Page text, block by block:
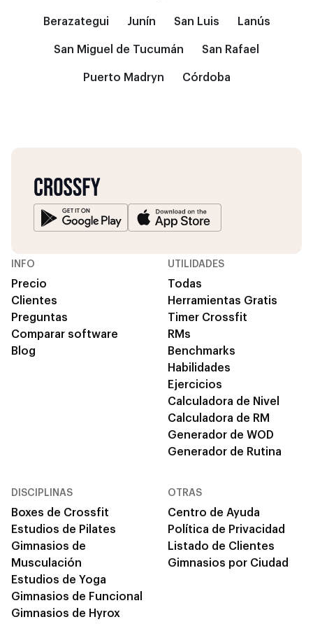
Berazategui Junín San Luis Lanús
San Miguel de Tucumán San Rafael
Puerto Madryn Córdoba
INFO
Precio
Clientes
Preguntas
Comparar software
Blog
UTILIDADES
Todas
Herramientas Gratis
Timer Crossfit
RMs
Benchmarks
Habilidades
Ejercicios
Calculadora de Nivel
Calculadora de RM
Generador de WOD
Generador de Rutina
DISCIPLINAS
Boxes de Crossfit
Estudios de Pilates
Gimnasios de
Musculación
Estudios de Yoga
Gimnasios de Funcional
Gimnasios de Hyrox
OTRAS
Centro de Ayuda
Política de Privacidad
Listado de Clientes
Gimnasios por Ciudad